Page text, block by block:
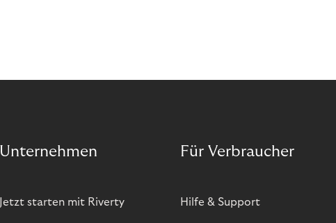
Unternehmen
Jetzt starten mit Riverty
Für Verbraucher
Hilfe & Support